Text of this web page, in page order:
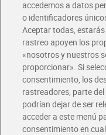
Envío gratis por
Envío estandar por 4,99€
Glovo y Uber Eats
Solicita tu factura de
Únete al CLUB Dia
Disfruta las ventajas y
Descárgate la APP Dia
accedemos a datos
o identificadores
Aceptar todas,
rastreo apoyen los
«nosotros y nuestros
proporcionar». Si
consentimiento, los
rastreadores, parte
podrían dejar de ser
acceder a este menú
consentimiento en